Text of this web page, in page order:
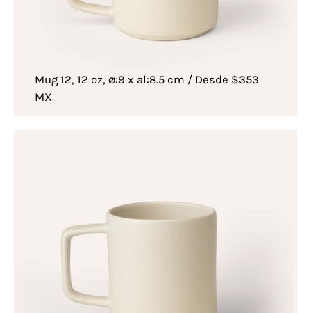
Mug 12, 12 oz, ⌀:9 x al:8.5 cm / Desde $353
MX